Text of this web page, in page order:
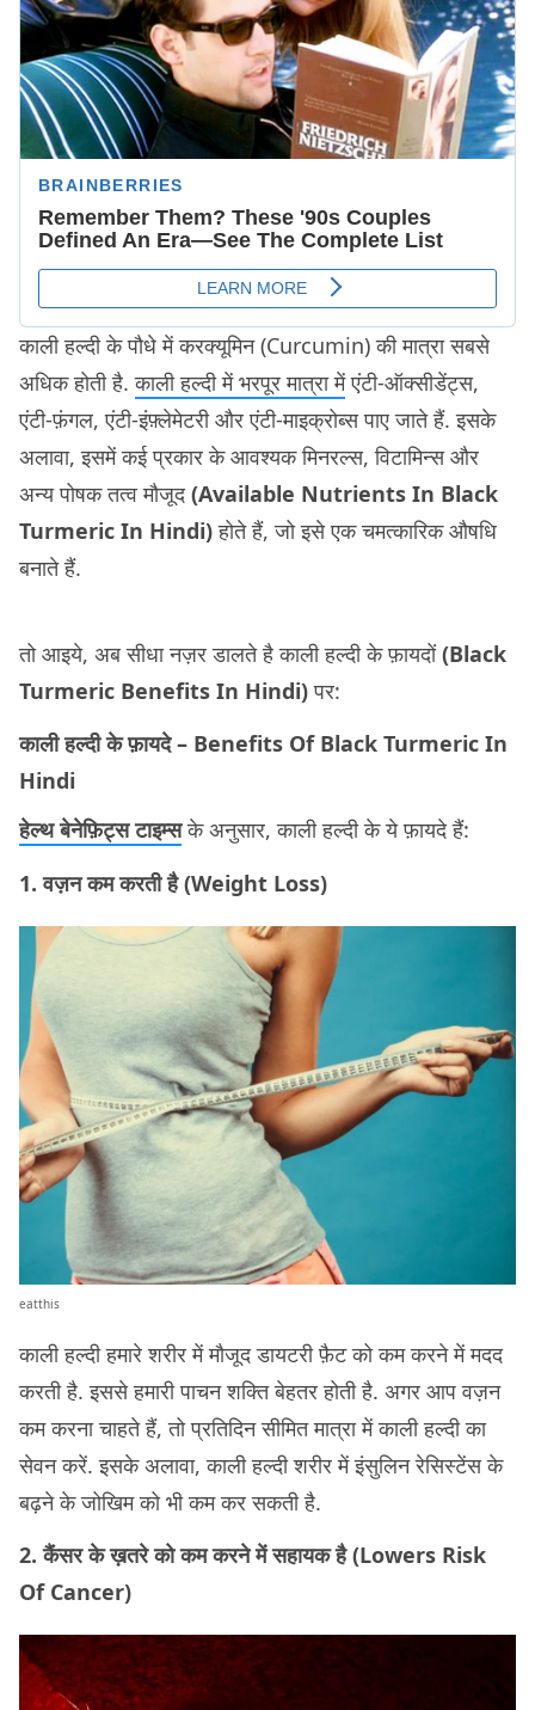
काली हल्दी के पौधे में करक्यूमिन (Curcumin) की मात्रा सबसे
अधिक होती है.काली हल्दी में भरपूर मात्रा मेंएंटी-ऑक्सीडेंट्स,
एंटी-फ़ंगल, एंटी-इंफ़्लेमेटरी और एंटी-माइक्रोब्स पाए जाते हैं. इसके
अलावा, इसमें कई प्रकार के आवश्यक मिनरल्स, विटामिन्स और
अन्य पोषक तत्व मौजूद(Available Nutrients In Black
Turmeric In Hindi)होते हैं, जो इसे एक चमत्कारिक औषधि
बनाते हैं.
तो आइये, अब सीधा नज़र डालते है काली हल्दी के फ़ायदों(Black
Turmeric Benefits In Hindi)पर:
काली हल्दी के फ़ायदे – Benefits Of Black Turmeric In
Hindi
हेल्थ बेनेफ़िट्स टाइम्सके अनुसार, काली हल्दी के ये फ़ायदे हैं:
1. वज़न कम करती है (Weight Loss)
eatthis
काली हल्दी हमारे शरीर में मौजूद डायटरी फ़ैट को कम करने में मदद
करती है. इससे हमारी पाचन शक्ति बेहतर होती है. अगर आप वज़न
कम करना चाहते हैं, तो प्रतिदिन सीमित मात्रा में काली हल्दी का
सेवन करें. इसके अलावा, काली हल्दी शरीर में इंसुलिन रेसिस्टेंस के
बढ़ने के जोखिम को भी कम कर सकती है.
2. कैंसर के ख़तरे को कम करने में सहायक है (Lowers Risk
Of Cancer)